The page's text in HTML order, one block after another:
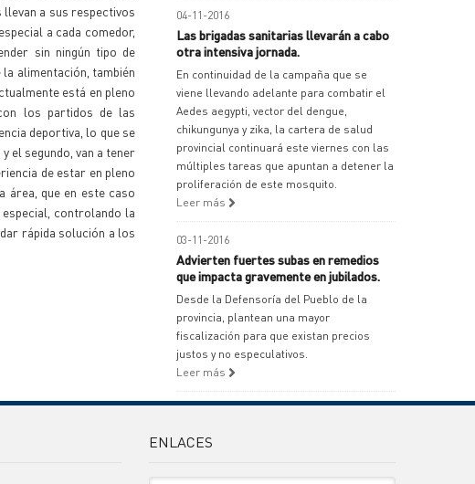
llevan a sus respectivos
a cada comedor,
sin ningún tipo de
alimentación, también
está en pleno
los partidos de las
deportiva, lo que se
el segundo, van a tener
de estar en pleno
área, que en este caso
controlando la
rápida solución a los
04-11-2016
Las brigadas sanitarias llevarán a cabo
otra intensiva jornada.
En continuidad de la campaña que se
viene llevando adelante para combatir el
Aedes aegypti, vector del dengue,
chikungunya y zika, la cartera de salud
provincial continuará este viernes con las
múltiples tareas que apuntan a detener la
proliferación de este mosquito.
Leer más
03-11-2016
Advierten fuertes subas en remedios
que impacta gravemente en jubilados.
Desde la Defensoría del Pueblo de la
provincia, plantean una mayor
fiscalización para que existan precios
justos y no especulativos.
Leer más
ENLACES